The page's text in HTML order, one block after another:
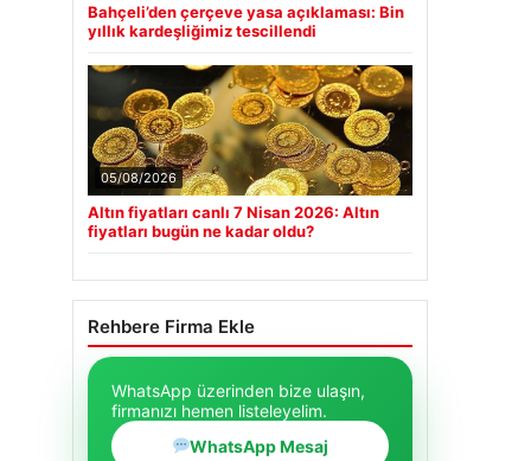
Bahçeli’den çerçeve yasa açıklaması: Bin
yıllık kardeşliğimiz tescillendi
05/08/2026
Altın fiyatları canlı 7 Nisan 2026: Altın
fiyatları bugün ne kadar oldu?
Rehbere Firma Ekle
WhatsApp üzerinden bize ulaşın,
firmanızı hemen listeleyelim.
WhatsApp Mesaj